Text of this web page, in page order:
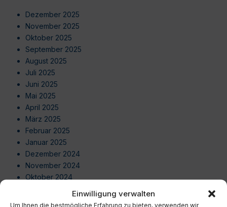
Einwilligung verwalten
Um Ihnen die bestmögliche Erfahrung zu bieten, verwenden wir
Dezember 2025
November 2025
Oktober 2025
September 2025
August 2025
Juli 2025
Juni 2025
Mai 2025
April 2025
März 2025
Februar 2025
Januar 2025
Dezember 2024
November 2024
Oktober 2024